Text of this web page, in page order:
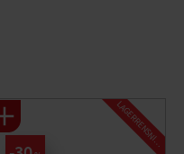
L
A
G
E
R
R
E
N
S
N
I
N
G